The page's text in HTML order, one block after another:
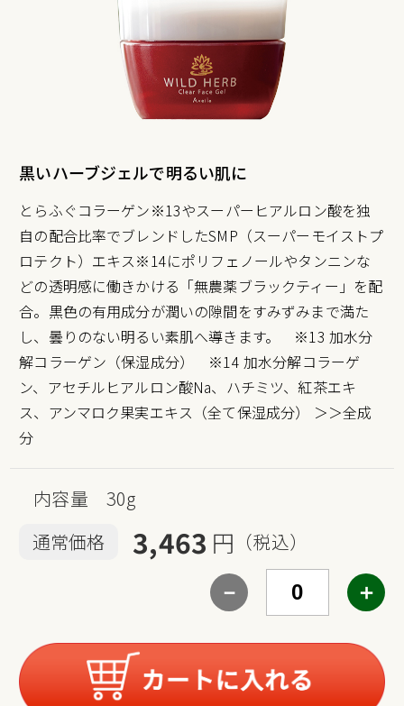
黒いハーブジェルで明るい肌に
とらふぐコラーゲン※13やスーパーヒアルロン酸を独
自の配合比率でブレンドしたSMP（スーパーモイストプ
ロテクト）エキス※14にポリフェノールやタンニンな
どの透明感に働きかける「無農薬ブラックティー」を配
合。黒色の有用成分が潤いの隙間をすみずみまで満た
し、曇りのない明るい素肌へ導きます。 ※13 加水分
解コラーゲン（保湿成分） ※14 加水分解コラーゲ
ン、アセチルヒアルロン酸Na、ハチミツ、紅茶エキ
ス、アンマロク果実エキス（全て保湿成分）
＞＞全成
分
内容量 30g
通常価格
3,463 円 （税込）
－ ＋